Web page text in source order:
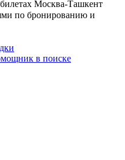
Москва-Ташкент
по бронированию и
в поиске